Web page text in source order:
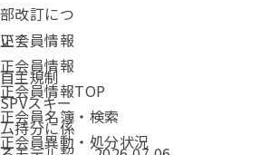
正会員情報
正会員情報
正会員情報TOP
正会員名簿・検索
正会員異動・処分状況
部改訂につ
いて
カテゴリー：
自主規制
SPVスキー
ム持分に係